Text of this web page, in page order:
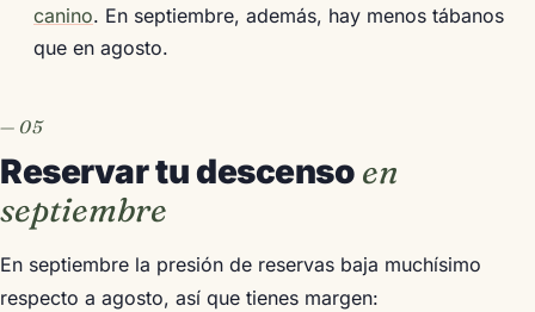
canino. En septiembre, además, hay menos tábanos
que en agosto.
Reservar tu descenso en
septiembre
En septiembre la presión de reservas baja muchísimo
respecto a agosto, así que tienes margen: